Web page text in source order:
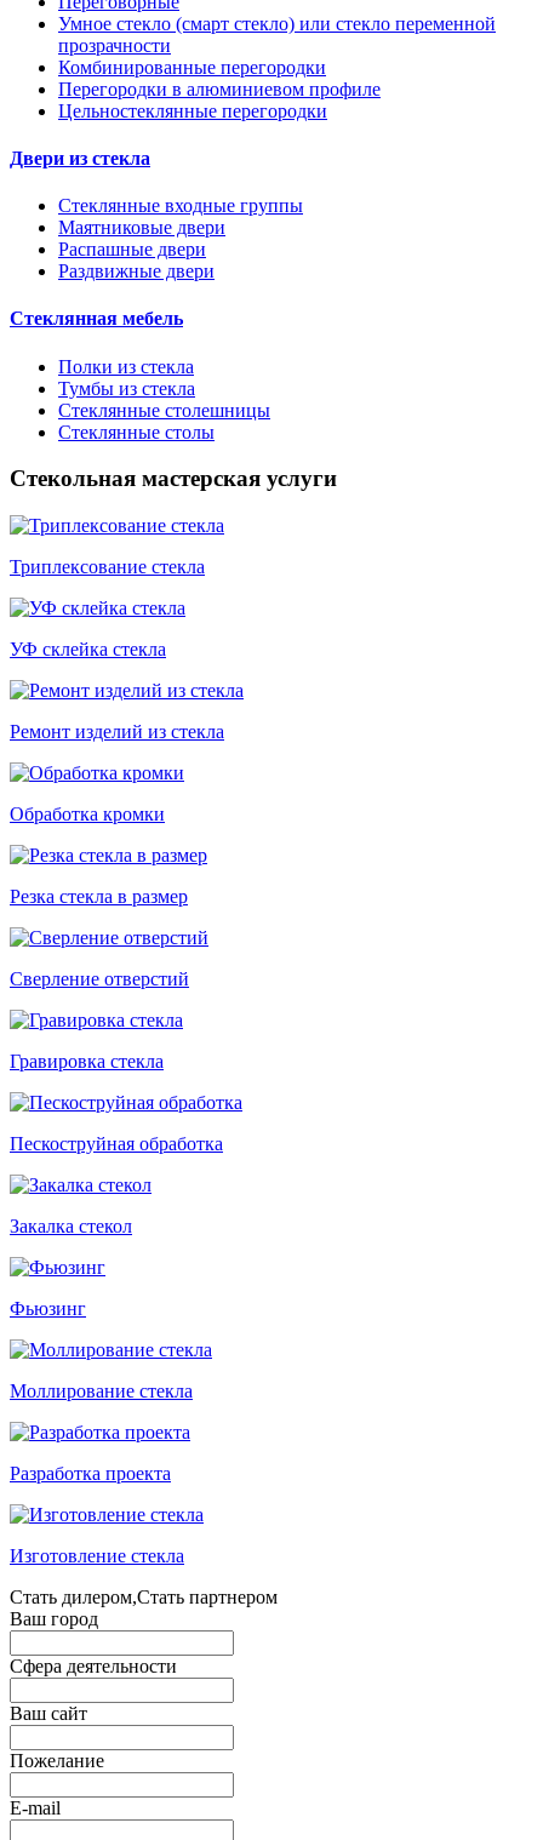
Умное стекло (смарт стекло) или стекло переменной
прозрачности
Комбинированные перегородки
Перегородки в алюминиевом профиле
Цельностеклянные перегородки
Двери из стекла
Стеклянные входные группы
Маятниковые двери
Распашные двери
Раздвижные двери
Стеклянная мебель
Полки из стекла
Тумбы из стекла
Стеклянные столешницы
Стеклянные столы
Стекольная мастерская услуги
Триплексование стекла
УФ склейка стекла
Ремонт изделий из стекла
Обработка кромки
Резка стекла в размер
Сверление отверстий
Гравировка стекла
Пескоструйная обработка
Закалка стекол
Фьюзинг
Моллирование стекла
Разработка проекта
Изготовление стекла
Стать дилером,Стать партнером
Ваш город
Сфера деятельности
Ваш сайт
Пожелание
E-mail